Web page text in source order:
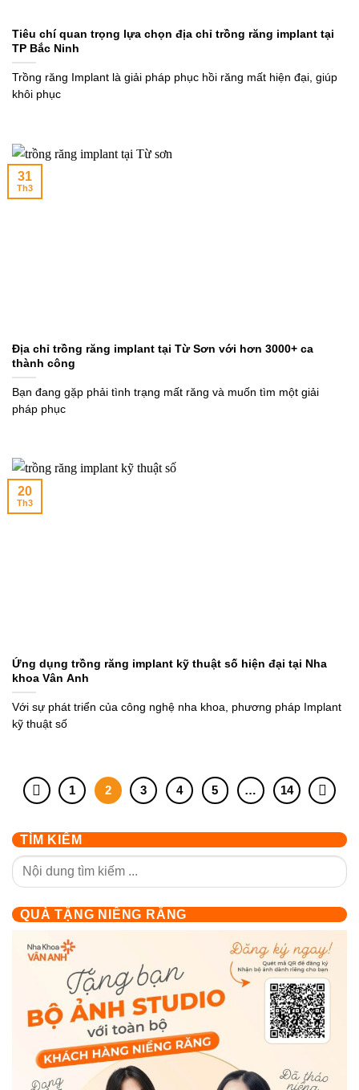
Tiêu chí quan trọng lựa chọn địa chỉ trồng răng implant tại
TP Bắc Ninh
Trồng răng Implant là giải pháp phục hồi răng mất hiện đại, giúp
khôi phục
Địa chỉ trồng răng implant tại Từ Sơn với hơn 3000+ ca
thành công
Bạn đang gặp phải tình trạng mất răng và muốn tìm một giải
pháp phục
31
Th3
Ứng dụng trồng răng implant kỹ thuật số hiện đại tại Nha
khoa Vân Anh
Với sự phát triển của công nghệ nha khoa, phương pháp Implant
kỹ thuật số
20
Th3
1 2 3 4 5 … 14
TÌM KIẾM
QUÀ TẶNG NIỀNG RĂNG